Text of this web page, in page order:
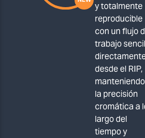
y totalmente
reproducible
con un flujo
trabajo
desde el RIP,
manteniendo
la precisión
cromática a
largo del
tiempo y